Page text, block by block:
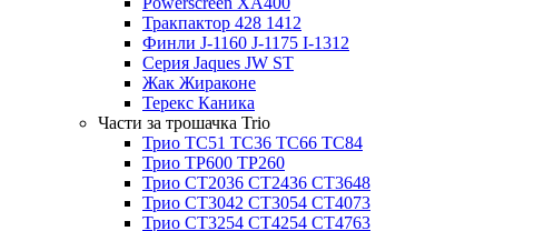
Тракпактор 428 1412
Финли J-1160 J-1175 I-1312
Серия Jaques JW ST
Жак Жираконе
Терекс Каника
Части за трошачка Trio
Трио TC51 TC36 TC66 TC84
Трио TP600 TP260
Трио CT2036 CT2436 CT3648
Трио CT3042 CT3054 CT4073
Трио CT3254 CT4254 CT4763